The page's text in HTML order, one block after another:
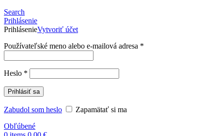
Search
Prihlásenie
PrihlásenieVytvoriť účet
Používateľské meno alebo e-mailová adresa *
Heslo *
Prihlásiť sa
Zabudol som heslo
Zapamätať si ma
Obľúbené